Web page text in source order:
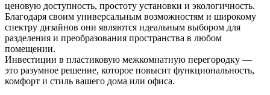
ценовую доступность, простоту установки и экологичность.
Благодаря своим универсальным возможностям и широкому
спектру дизайнов они являются идеальным выбором для
разделения и преобразования пространства в любом
помещении.
Инвестиции в пластиковую межкомнатную перегородку —
это разумное решение, которое повысит функциональность,
комфорт и стиль вашего дома или офиса.